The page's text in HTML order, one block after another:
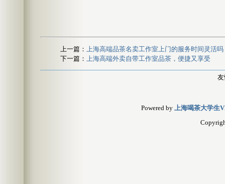
上一篇：
上海高端品茶名卖工作室上门的服务时间灵活吗
下一篇：
上海高端外卖自带工作室品茶，便捷又享受
Powered by
上海喝茶大学生